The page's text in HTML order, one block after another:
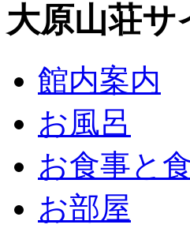
大原山荘サ
館内案内
お風呂
お食事と
お部屋